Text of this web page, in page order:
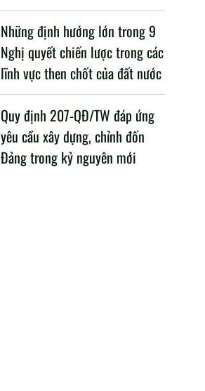
Những định hướng lớn trong 9
Nghị quyết chiến lược trong các
lĩnh vực then chốt của đất nước
Quy định 207-QĐ/TW đáp ứng
yêu cầu xây dựng, chỉnh đốn
Đảng trong kỷ nguyên mới